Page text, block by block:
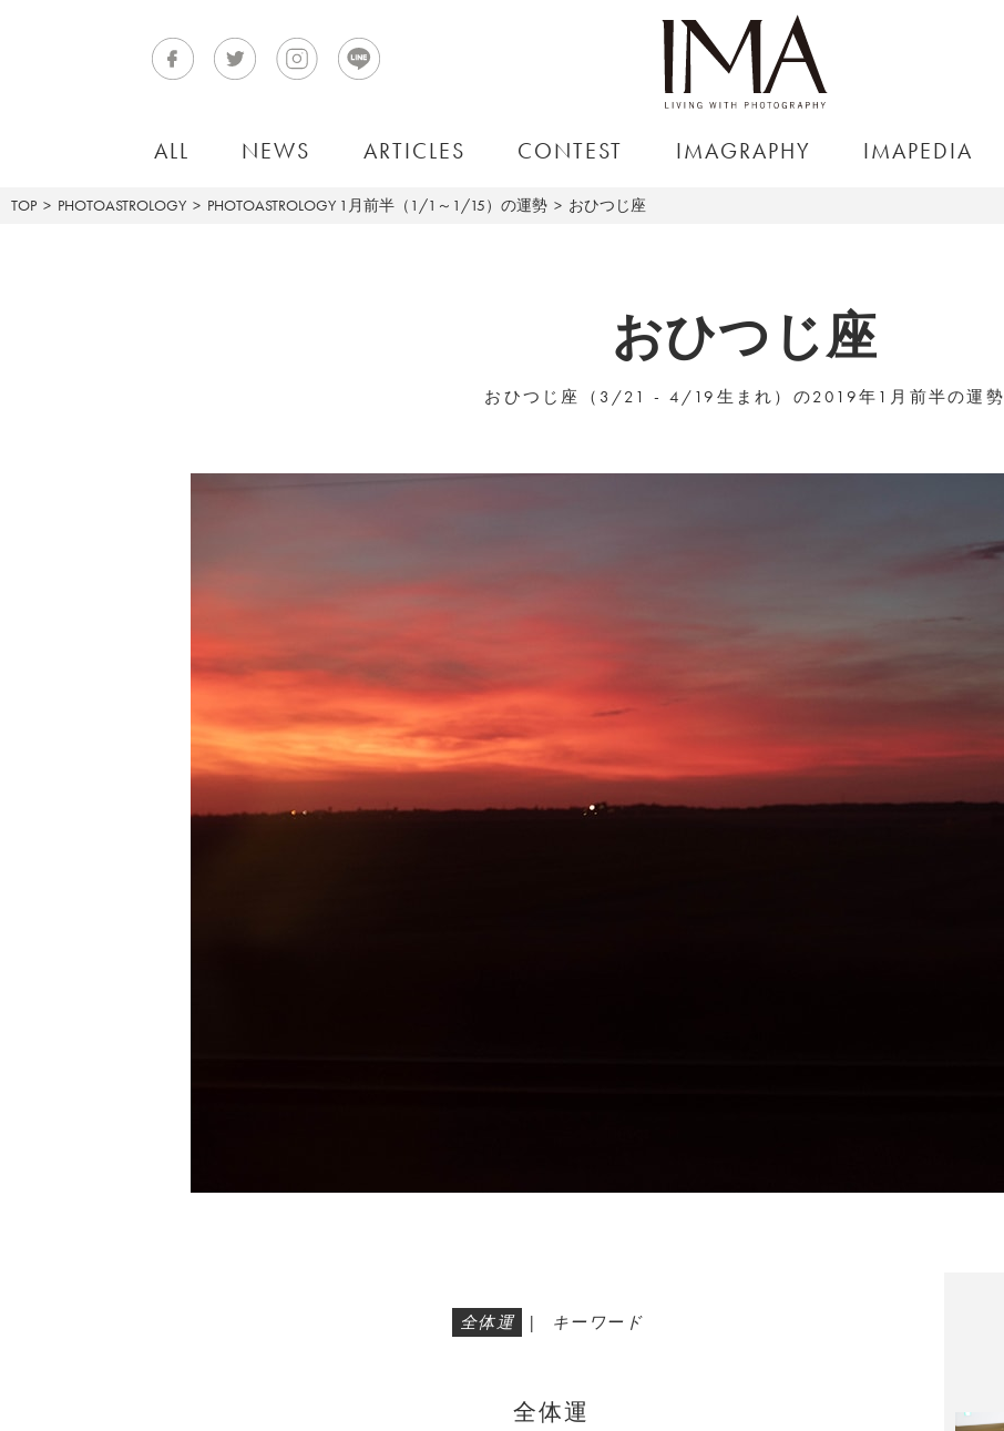
ALL NEWS ARTICLES CONTEST IMAGRAPHY IMAPEDIA
TOP PHOTOASTROLOGY PHOTOASTROLOGY 1月前半（1/1～1/15）の運勢 おひつじ座
おひつじ座
おひつじ座（3/21 - 4/19生まれ）の2019年1月前半の運勢
全体運 | キーワード
全体運